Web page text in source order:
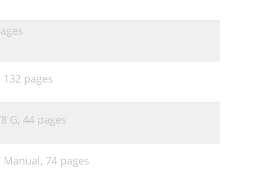
132 pages
G, 44 pages
Manual, 74 pages